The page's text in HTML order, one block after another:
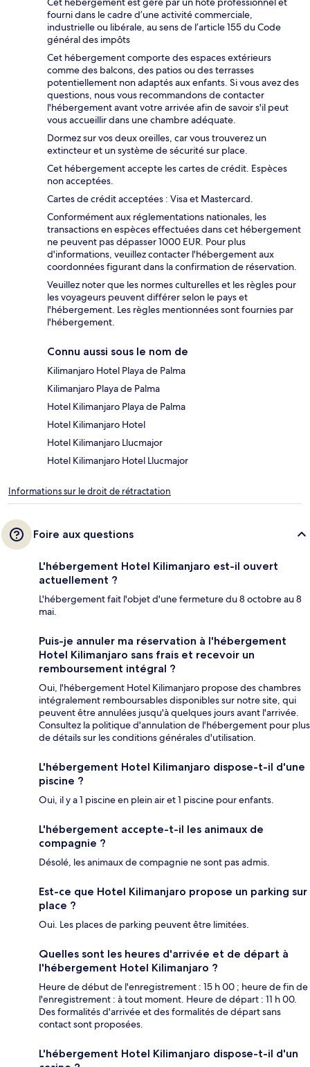
fourni dans le cadre d’une activité commerciale,
industrielle ou libérale, au sens de l’article 155 du Code
général des impôts
Cet hébergement comporte des espaces extérieurs
comme des balcons, des patios ou des terrasses
potentiellement non adaptés aux enfants. Si vous avez des
questions, nous vous recommandons de contacter
l'hébergement avant votre arrivée afin de savoir s'il peut
vous accueillir dans une chambre adéquate.
Dormez sur vos deux oreilles, car vous trouverez un
extincteur et un système de sécurité sur place.
Cet hébergement accepte les cartes de crédit. Espèces
non acceptées.
Cartes de crédit acceptées : Visa et Mastercard.
Conformément aux réglementations nationales, les
transactions en espèces effectuées dans cet hébergement
ne peuvent pas dépasser 1000 EUR. Pour plus
d'informations, veuillez contacter l'hébergement aux
coordonnées figurant dans la confirmation de réservation.
Veuillez noter que les normes culturelles et les règles pour
les voyageurs peuvent différer selon le pays et
l'hébergement. Les règles mentionnées sont fournies par
l'hébergement.
Connu aussi sous le nom de
Kilimanjaro Hotel Playa de Palma
Kilimanjaro Playa de Palma
Hotel Kilimanjaro Playa de Palma
Hotel Kilimanjaro Hotel
Hotel Kilimanjaro Llucmajor
Hotel Kilimanjaro Hotel Llucmajor
Informations sur le droit de rétractation
Foire aux questions
L'hébergement Hotel Kilimanjaro est-il ouvert
actuellement ?
L'hébergement fait l'objet d'une fermeture du 8 octobre au 8
mai.
Puis-je annuler ma réservation à l'hébergement
Hotel Kilimanjaro sans frais et recevoir un
remboursement intégral ?
Oui, l'hébergement Hotel Kilimanjaro propose des chambres
intégralement remboursables disponibles sur notre site, qui
peuvent être annulées jusqu'à quelques jours avant l'arrivée.
Consultez la politique d'annulation de l'hébergement pour plus
de détails sur les conditions générales d'utilisation.
L'hébergement Hotel Kilimanjaro dispose-t-il d'une
piscine ?
Oui, il y a 1 piscine en plein air et 1 piscine pour enfants.
L'hébergement accepte-t-il les animaux de
compagnie ?
Désolé, les animaux de compagnie ne sont pas admis.
Est-ce que Hotel Kilimanjaro propose un parking sur
place ?
Oui. Les places de parking peuvent être limitées.
Quelles sont les heures d'arrivée et de départ à
l'hébergement Hotel Kilimanjaro ?
Heure de début de l'enregistrement : 15 h 00 ; heure de fin de
l'enregistrement : à tout moment. Heure de départ : 11 h 00.
Des formalités d'arrivée et des formalités de départ sans
contact sont proposées.
L'hébergement Hotel Kilimanjaro dispose-t-il d'un